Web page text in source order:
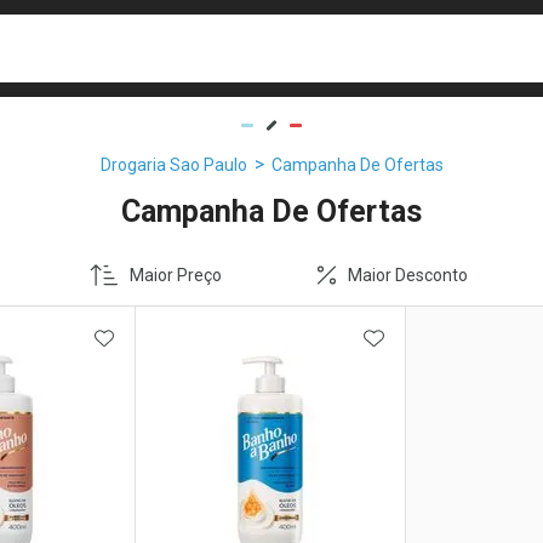
Drogaria Sao Paulo Campanha De Ofertas
Campanha De Ofertas
Maior Preço Maior Desconto
ADICIONAR AOS FAVORITOSADICIONAR AOS